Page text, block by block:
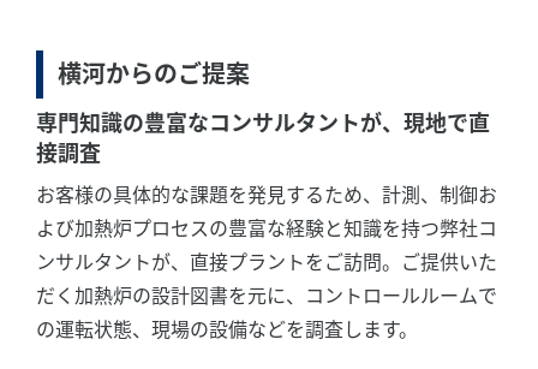
横河からのご提案
専門知識の豊富なコンサルタントが、現地で直
接調査
お客様の具体的な課題を発見するため、計測、制御お
よび加熱炉プロセスの豊富な経験と知識を持つ弊社コ
ンサルタントが、直接プラントをご訪問。ご提供いた
だく加熱炉の設計図書を元に、コントロールルームで
の運転状態、現場の設備などを調査します。